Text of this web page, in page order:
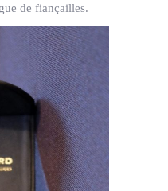
de fiançailles.